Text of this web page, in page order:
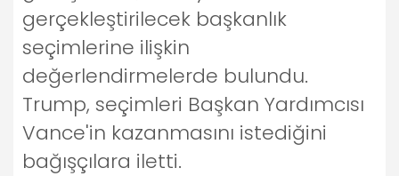
gerçekleştirilecek başkanlık
seçimlerine ilişkin
değerlendirmelerde bulundu.
Trump, seçimleri Başkan Yardımcısı
Vance'in kazanmasını istediğini
bağışçılara iletti.